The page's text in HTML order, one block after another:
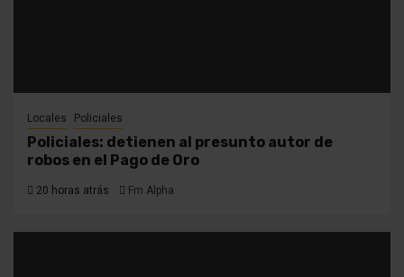
Locales Policiales
Policiales: detienen al presunto autor de
robos en el Pago de Oro
20 horas atrás Fm Alpha